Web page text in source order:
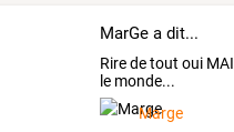
MarGe a dit...
Rire de tout oui
le monde...
Marge